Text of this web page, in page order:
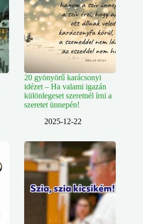
20 gyönyörű karácsonyi
idézet – Ha valami igazán
különlegeset szeretnél írni a
szeretet ünnepén!
2025-12-22